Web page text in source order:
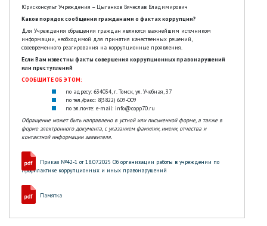
Юрисконсульт Учреждения – Цыганков Вячеслав Владимирович
Каков порядок сообщения гражданами о фактах коррупции?
Для Учреждения обращения граждан являются важнейшим источником
информации, необходимой для принятия качественных решений,
своевременного реагирования на коррупционные проявления.
Если Вам известны факты совершения коррупционных правонарушений
или преступлений
СООБЩИТЕ ОБ ЭТОМ:
по адресу: 634034, г. Томск, ул. Учебная, 37
по тел./факс: 8(3822) 609-009
по эл.почте: е-mail: info@copp70.ru
Обращение может быть направлено в устной или письменной форме, а также в
форме электронного документа, с указанием фамилии, имени, отчества и
контактной информации заявителя.
Приказ №42-1 от 18.07.2025 Об организации работы в учреждении по
профилактике коррупционных и иных правонарушений
Памятка